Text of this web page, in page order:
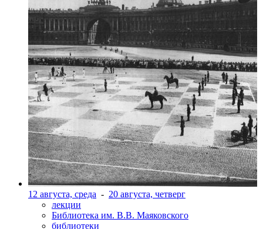
12 августа, среда - 20 августа, четверг
лекции
Библиотека им. В.В. Маяковского
библиотеки